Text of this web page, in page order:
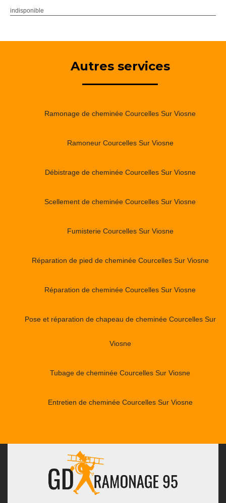
indisponible
Autres services
Ramonage de cheminée Courcelles Sur Viosne
Ramoneur Courcelles Sur Viosne
Débistrage de cheminée Courcelles Sur Viosne
Scellement de cheminée Courcelles Sur Viosne
Fumisterie Courcelles Sur Viosne
Réparation de pied de cheminée Courcelles Sur Viosne
Réparation de cheminée Courcelles Sur Viosne
Pose et réparation de chapeau de cheminée Courcelles Sur
Viosne
Tubage de cheminée Courcelles Sur Viosne
Entretien de cheminée Courcelles Sur Viosne